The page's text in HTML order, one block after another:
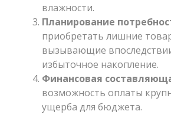
влажности.
Планирование
приобретать лишние
вызывающие
избыточное накопление.
Финансовая
возможность оплаты
ущерба для бюджета.